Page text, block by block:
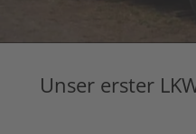
Unser erster